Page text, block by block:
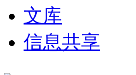
文库
信息共享